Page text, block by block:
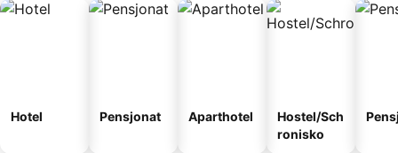
Hotel Pensjonat Aparthotel
Hostel/Sch
ronisko